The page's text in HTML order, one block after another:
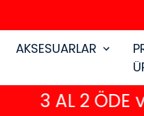
AKSESUARLAR
3 AL 2 ÖDE